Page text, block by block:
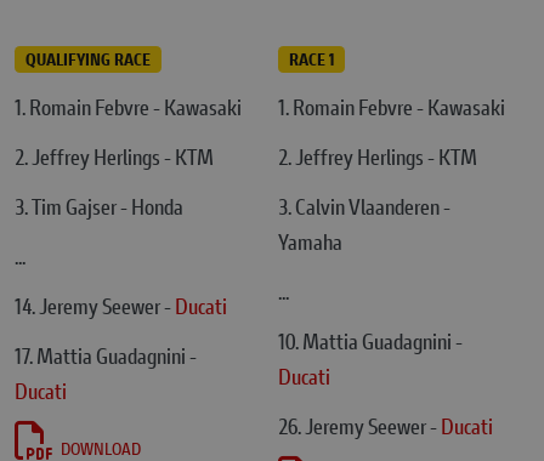
QUALIFYING RACE
1. Romain Febvre - Kawasaki
2. Jeffrey Herlings - KTM
3. Tim Gajser - Honda
...
14. Jeremy Seewer -Ducati
17. Mattia Guadagnini -
Ducati
DOWNLOAD
RACE 1
1. Romain Febvre - Kawasaki
2. Jeffrey Herlings - KTM
3. Calvin Vlaanderen -
Yamaha
...
10. Mattia Guadagnini -
Ducati
26. Jeremy Seewer -Ducati